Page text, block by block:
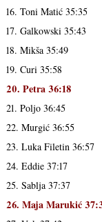
16. Toni Matić 35:35
17. Galkowski 35:43
18. Mikša 35:49
19. Curi 35:58
20. Petra 36:18
21. Poljo 36:45
22. Murgić 36:55
23. Luka Filetin 36:57
24. Eddie 37:17
25. Sablja 37:37
26. Maja Marukić